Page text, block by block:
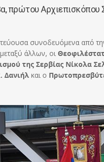
πρώτου
συνοδευόμενα από
άλλων, οι
της Σερβίας Νίκολα
Δανιήλ και ο